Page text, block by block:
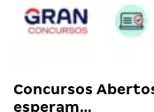
Concursos
esperam…